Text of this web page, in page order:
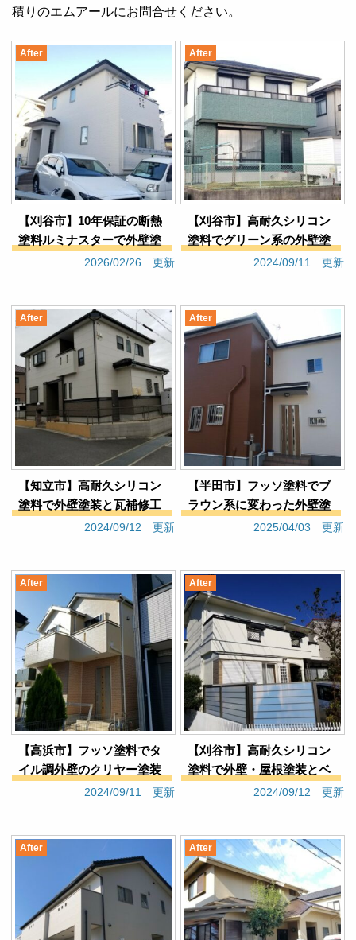
積りのエムアールにお問合せください。
【刈谷市】10年保証の断熱
塗料ルミナスターで外壁塗
装と屋根塗装（戸建てH様
After
2026/02/26 更新
【刈谷市】高耐久シリコン
塗料でグリーン系の外壁塗
装と屋根塗装（戸建てＩ様
After
2024/09/11 更新
【知立市】高耐久シリコン
塗料で外壁塗装と瓦補修工
事（戸建てＦ様邸）
After
2024/09/12 更新
【半田市】フッソ塗料でブ
ラウン系に変わった外壁塗
装と屋根塗装（戸建てＭ様
After
2025/04/03 更新
【高浜市】フッソ塗料でタ
イル調外壁のクリヤー塗装
（戸建てＨ様邸）
After
2024/09/11 更新
【刈谷市】高耐久シリコン
塗料で外壁・屋根塗装とベ
ランダ防水（戸建てＮ様
After
2024/09/12 更新
After After